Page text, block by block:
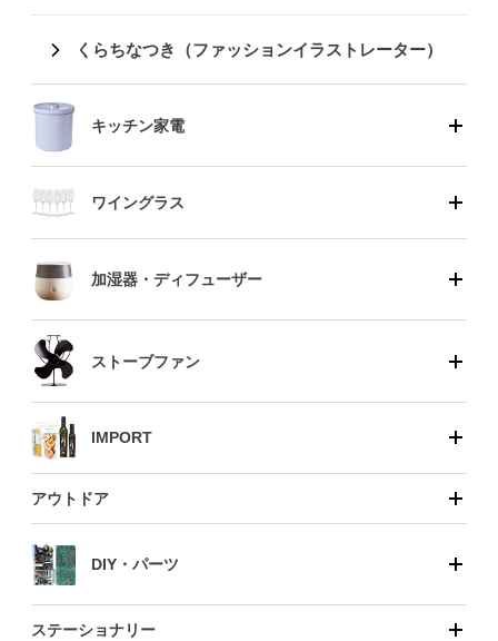
くらちなつき（ファッションイラストレーター）
キッチン家電
ワイングラス
加湿器・ディフューザー
ストーブファン
IMPORT
アウトドア
DIY・パーツ
ステーショナリー